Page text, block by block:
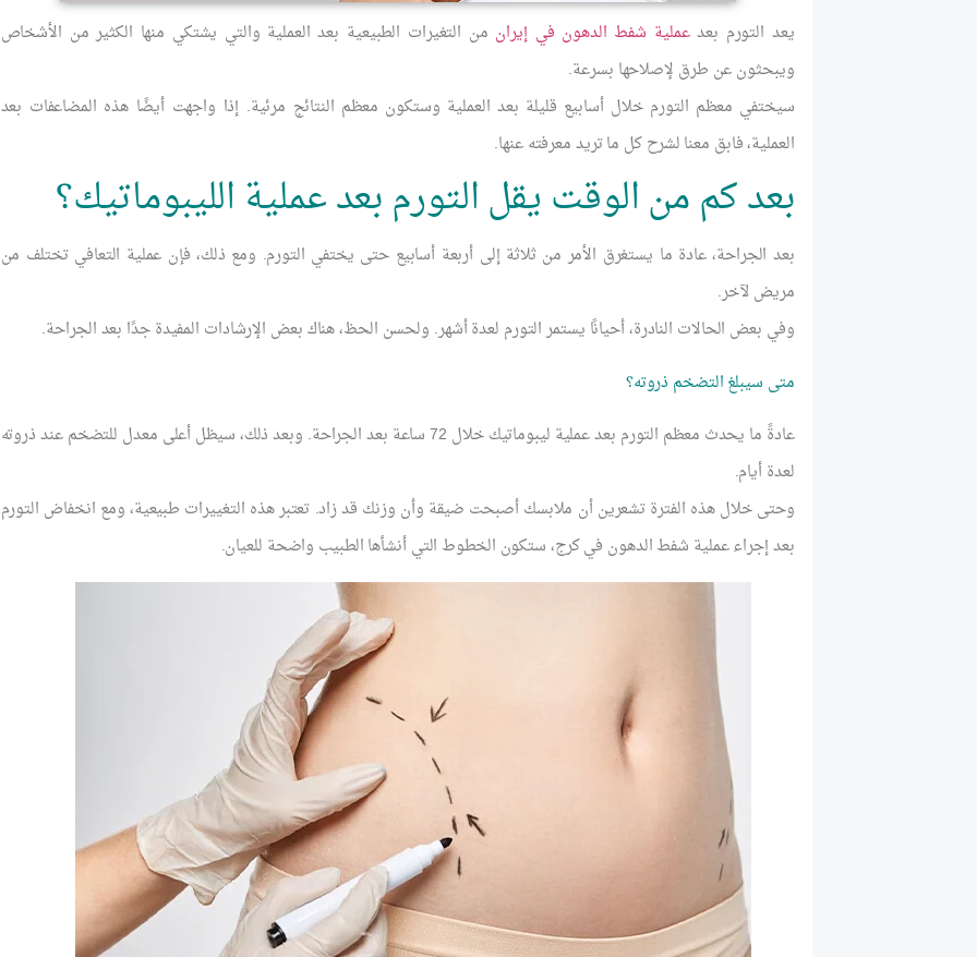
يعد التورم بعدعملية شفط الدهون في إيران من التغيرات الطبيعية بعد العملية والتي يشتكي منها الكثير من الأشخاص
ويبحثون عن طرق لإصلاحها بسرعة.
سيختفي معظم التورم خلال أسابيع قليلة بعد العملية وستكون معظم النتائج مرئية. إذا واجهت أيضًا هذه المضاعفات بعد
العملية، فابق معنا لشرح كل ما تريد معرفته عنها.
بعد كم من الوقت يقل التورم بعد عملية الليبوماتيك؟
بعد الجراحة، عادة ما يستغرق الأمر من ثلاثة إلى أربعة أسابيع حتى يختفي التورم. ومع ذلك، فإن عملية التعافي تختلف من
مريض لآخر.
وفي بعض الحالات النادرة، أحيانًا يستمر التورم لعدة أشهر. ولحسن الحظ، هناك بعض الإرشادات المفيدة جدًا بعد الجراحة.
متى سيبلغ التضخم ذروته؟
عادةً ما يحدث معظم التورم بعد عملية ليبوماتيك خلال 72 ساعة بعد الجراحة. وبعد ذلك، سيظل أعلى معدل للتضخم عند ذروته
لعدة أيام.
وحتى خلال هذه الفترة تشعرين أن ملابسك أصبحت ضيقة وأن وزنك قد زاد. تعتبر هذه التغييرات طبيعية، ومع انخفاض التورم
بعد إجراء عملية شفط الدهون في كرج، ستكون الخطوط التي أنشأها الطبيب واضحة للعيان.